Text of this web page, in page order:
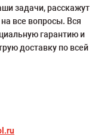
задачи, расскажут
все вопросы. Вся
гарантию и
доставку по всей